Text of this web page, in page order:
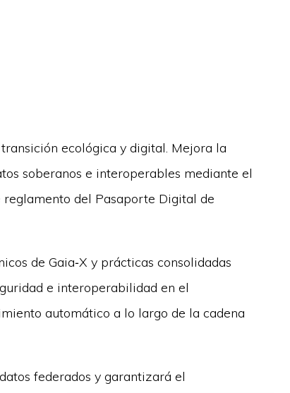
ecológica y digital. Mejora la
soberanos e interoperables mediante el
del Pasaporte Digital de
de Gaia‑X y prácticas consolidadas
e interoperabilidad en el
automático a lo largo de la cadena
federados y garantizará el